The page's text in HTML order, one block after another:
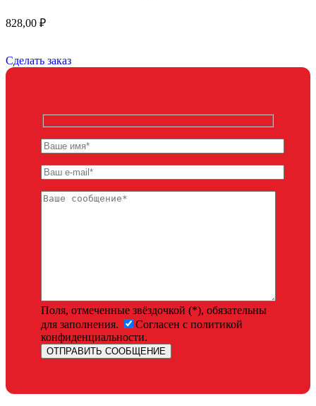
828,00 ₽
Сделать заказ
Поля, отмеченные звёздочкой (*), обязательны
для заполнения.
Согласен с политикой
конфиденциальности.